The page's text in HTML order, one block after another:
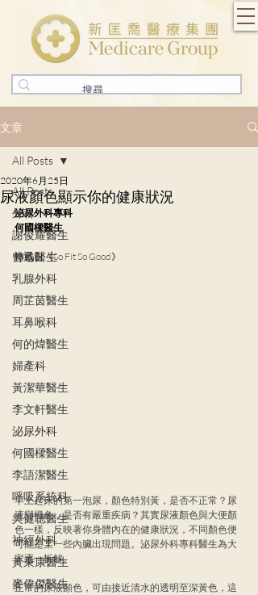
文章
All Posts
外科
謝俊耀醫生
曾迅醫生
乳腺外科
周芷茵醫生
耳鼻喉科
何的煒醫生
婦產科
黃潔華醫生
李文軒醫生
泌尿外科
何國樑醫生
李語潔醫生
呼吸系統科
吳健聰醫生
神經外科
黃秉康醫生
麥偉傑醫生
All Posts
尿液顏色顯示你的健康狀況
2020年6月25日
泌尿外科專科
何國樑醫生
轉載自《So Fit So Good》
早上起床的第一泡尿，顏色特別黃，是否不正常？尿
液變橙色，是否有嚴重疾病？其實尿液顏色與大便顏
色一樣，反映著你身體內在的健康狀況，不同顏色便
可能是某一些內臟出現問題。泌尿外科專科醫生為大
家逐一拆解。
正常的尿液顏色，可由接近清水的透明至深黃色，這